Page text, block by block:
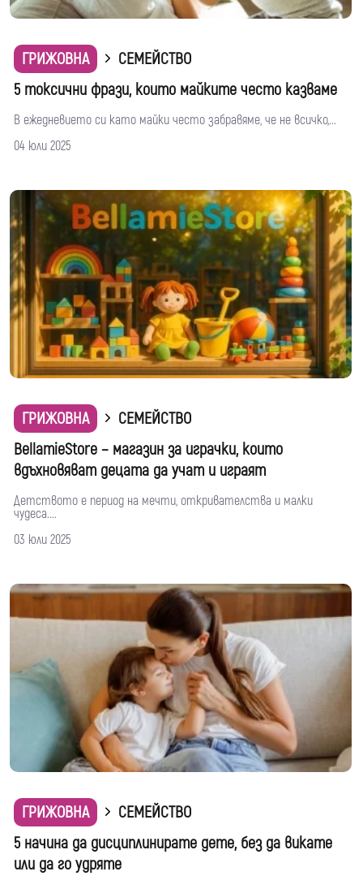
ГРИЖОВНА
СЕМЕЙСТВО
5 токсични фрази, които майките често казваме
В ежедневието си като майки често забравяме, че не всичко,...
04 юли 2025
ГРИЖОВНА
СЕМЕЙСТВО
BellamieStore – магазин за играчки, които
вдъхновяват децата да учат и играят
Детството е период на мечти, откривателства и малки
чудеса....
03 юли 2025
ГРИЖОВНА
СЕМЕЙСТВО
5 начина да дисциплинирате дете, без да викате
или да го удряте